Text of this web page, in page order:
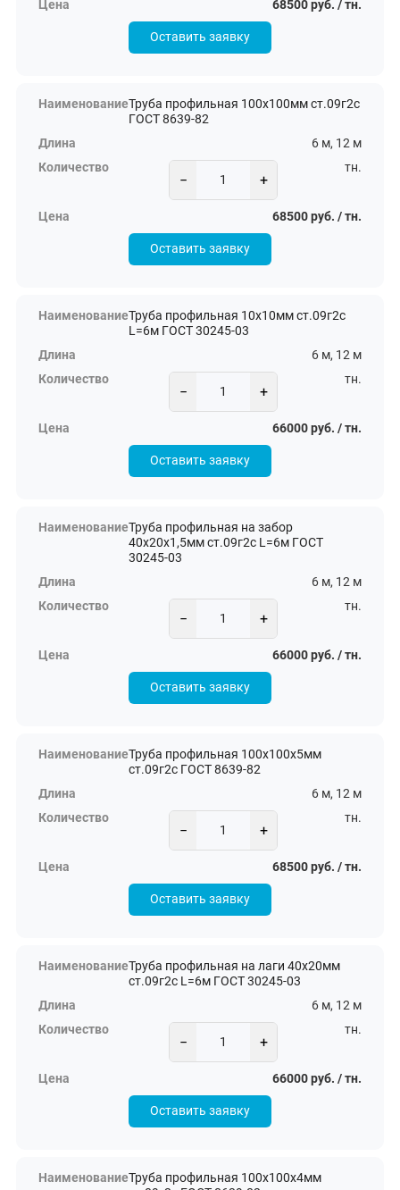
68500 руб. / тн.
Оставить заявку
Труба профильная 100х100мм ст.09г2с
ГОСТ 8639-82
6 м, 12 м
− +
тн.
68500 руб. / тн.
Оставить заявку
Труба профильная 10х10мм ст.09г2с
L=6м ГОСТ 30245-03
6 м, 12 м
− +
тн.
66000 руб. / тн.
Оставить заявку
Труба профильная на забор
40х20х1,5мм ст.09г2с L=6м ГОСТ
30245-03
6 м, 12 м
− +
тн.
66000 руб. / тн.
Оставить заявку
Труба профильная 100х100х5мм
ст.09г2с ГОСТ 8639-82
6 м, 12 м
− +
тн.
68500 руб. / тн.
Оставить заявку
Труба профильная на лаги 40х20мм
ст.09г2с L=6м ГОСТ 30245-03
6 м, 12 м
− +
тн.
66000 руб. / тн.
Оставить заявку
Труба профильная 100х100х4мм